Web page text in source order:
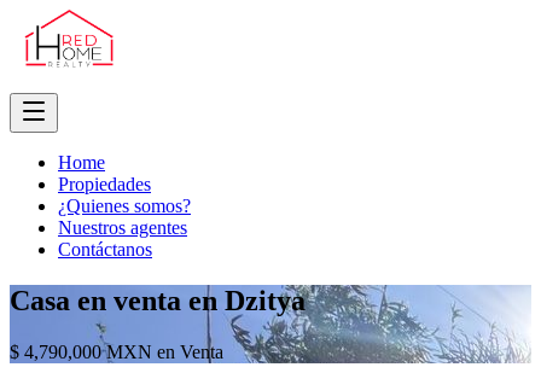
Home
Propiedades
¿Quienes somos?
Nuestros agentes
Contáctanos
Casa en venta en Dzitya
$ 4,790,000 MXN en Venta